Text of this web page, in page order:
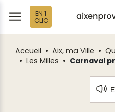
EN 1
CLIC
Accueil Aix, ma Ville
Les Milles
Carnaval
Fenêtre
de
chat
Panneau de gestion des